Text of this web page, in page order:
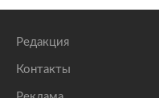
Редакция
Контакты